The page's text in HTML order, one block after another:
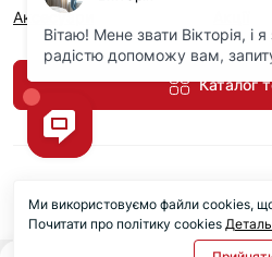
Аксесуари
Каталог
Ми використовуємо файли cookies,
Почитати про політику cookies